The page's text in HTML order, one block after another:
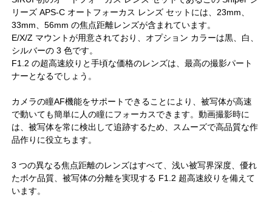
リーズ APS-C オートフォーカス レンズ セットには、23mm、
33mm、56mm の焦点距離レンズが含まれています。
E/X/Z マウントが用意されており、オプション カラーは黒、白、
シルバーの 3 色です。
F1.2 の超高速絞りと手頃な価格のレンズは、最高の撮影パート
ナーとなるでしょう。
カメラの瞳AF機能をサポートできることにより、被写体が高速
で動いても簡単に人の瞳にフォーカスできます。動画撮影時に
は、被写体を常に検出して追跡するため、スムーズで高品質な作
品作りに役立ちます。
3 つの異なる焦点距離のレンズはすべて、浅い被写界深度、優れ
たボケ品質、被写体の分離を実現する F1.2 超高速絞りを備えて
います。